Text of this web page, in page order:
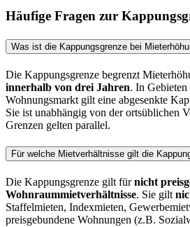
Häufige Fragen zur
Was ist die Kappungsgrenze bei
Die Kappungsgrenze begrenzt
innerhalb von drei Jahren. In Gebieten
Wohnungsmarkt gilt eine abgesenkte
Sie ist unabhängig von der ortsüblichen
Grenzen gelten parallel.
Für welche Mietverhältnisse gilt die
Die Kappungsgrenze gilt fürnicht
Wohnraummietverhältnisse. Sie gilt
Staffelmieten, Indexmieten,
preisgebundene Wohnungen (z.B.